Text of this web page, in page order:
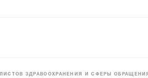
ЗДРАВООХРАНЕНИЯ И СФЕРЫ